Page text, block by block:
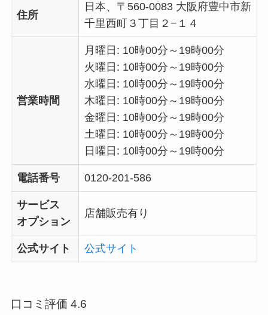
住所
日本、〒560-0083 大阪府豊中市新
千里西町３丁目２−１４
営業時間
月曜日: 10時00分～19時00分
火曜日: 10時00分～19時00分
水曜日: 10時00分～19時00分
木曜日: 10時00分～19時00分
金曜日: 10時00分～19時00分
土曜日: 10時00分～19時00分
日曜日: 10時00分～19時00分
電話番号 0120-201-586
サービス
オプション
店舗販売有り
公式サイト 公式サイト
口コミ評価 4.6